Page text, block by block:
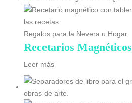
Regalos para la Nevera u Hogar
Recetarios Magnéticos
Leer más